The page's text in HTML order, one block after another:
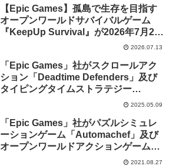
【Epic Games】孤島で生存を目指す
オープンワールドサバイバルゲーム
『KeepUp Survival』が2026年7月20
日午前1時1分までの期間限定で無料配
2026.07.13
「Epic Games」社がスクロールアク
ション「Deadtime Defenders」及び
タイピングタイムストラテジー
「Touch Type Tale」を来週2025年5月
始！
2025.05.09
「Epic Games」社がパズルシミュレ
ーションゲーム「Automachef」及び
オープンワールドアクションゲーム
「セインツロウ：ザ・サード リマスタ
2021.08.27